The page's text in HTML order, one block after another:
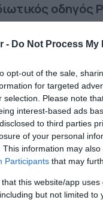
- Do Not Process
opt-out of the sale,
for targeted
selection. Please note
interest-based ads
to third parties
of your personal
This information may
Participants that may
that this website/app
but not limited to
οδηγός
Όπως
ήταν πόλος
Πλέον όμως
πλήθη
αξιοθέατα,
παραλίες
Newsκαι